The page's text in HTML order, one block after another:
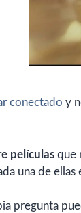
conectado y
películas que
una de ellas
pregunta